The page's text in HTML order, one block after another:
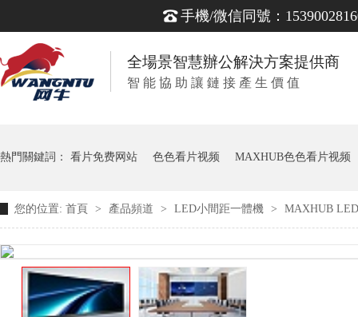
手機/微信同號：
全場景智慧辦公解決方案提供商
智 能 協 助 讓 鏈 接 產 生 價 值
熱門關鍵詞： 看片免费网站 色色看片视频 MAXHUB色色看片视频
您的位置: 首頁 > 產品頻道 > LED小間距一體機 > MAXHUB